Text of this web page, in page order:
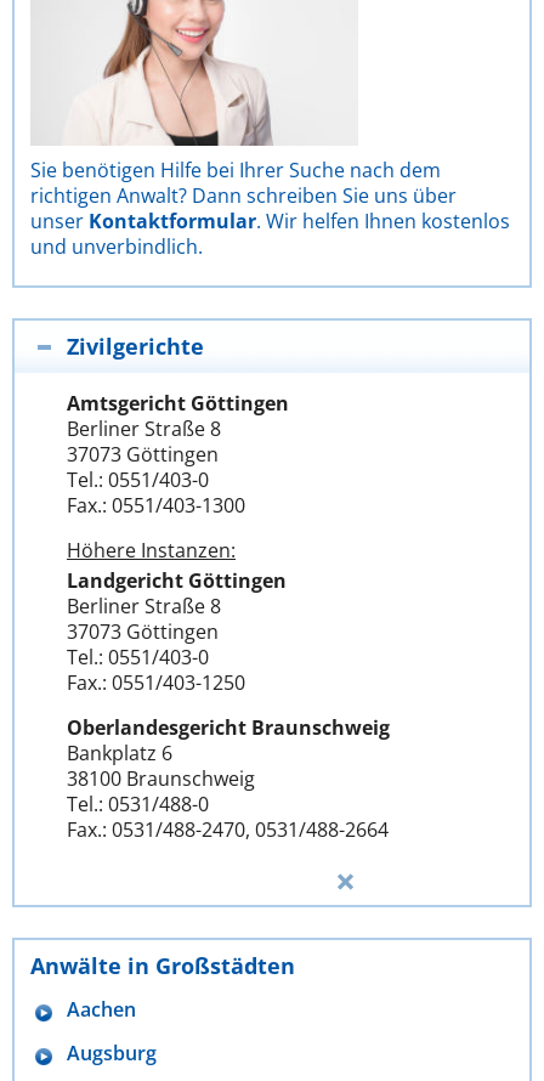
Sie benötigen Hilfe bei Ihrer Suche nach dem
richtigen Anwalt? Dann schreiben Sie uns über
unser Kontaktformular. Wir helfen Ihnen kostenlos
und unverbindlich.
Zivilgerichte
Amtsgericht Göttingen
Berliner Straße 8
37073 Göttingen
Tel.: 0551/403-0
Fax.: 0551/403-1300
Höhere Instanzen:
Landgericht Göttingen
Berliner Straße 8
37073 Göttingen
Tel.: 0551/403-0
Fax.: 0551/403-1250
Oberlandesgericht Braunschweig
Bankplatz 6
38100 Braunschweig
Tel.: 0531/488-0
Fax.: 0531/488-2470, 0531/488-2664
Anwälte in Großstädten
Aachen
Augsburg